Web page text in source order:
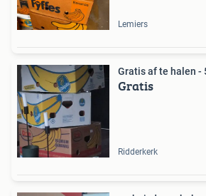
Lemiers
Gratis af te halen -
Gratis
Ridderkerk